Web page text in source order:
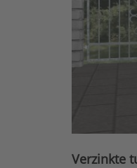
Verzinkte